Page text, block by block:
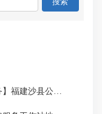
【法律服务机构、人员信息查询服务】福建沙县公证处信息